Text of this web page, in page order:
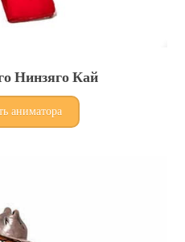
Нинзяго Кай
аниматора